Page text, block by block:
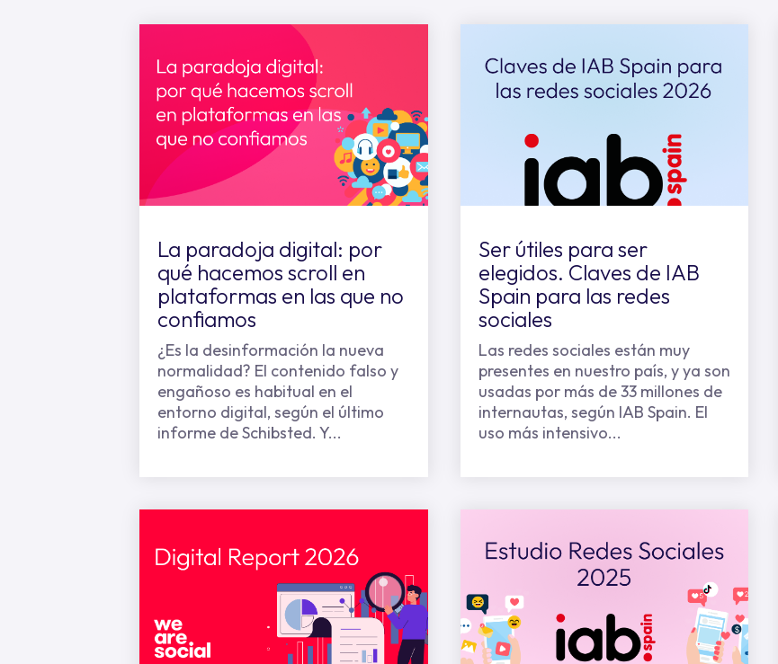
La paradoja digital: por
qué hacemos scroll en
plataformas en las que no
confiamos
¿Es la desinformación la nueva
normalidad? El contenido falso y
engañoso es habitual en el
entorno digital, según el último
informe de Schibsted. Y...
Ser útiles para ser
elegidos. Claves de IAB
Spain para las redes
sociales
Las redes sociales están muy
presentes en nuestro país, y ya son
usadas por más de 33 millones de
internautas, según IAB Spain. El
uso más intensivo...